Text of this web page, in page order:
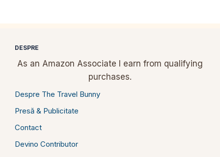
DESPRE
As an Amazon Associate I earn from qualifying
purchases.
Despre The Travel Bunny
Presă & Publicitate
Contact
Devino Contributor